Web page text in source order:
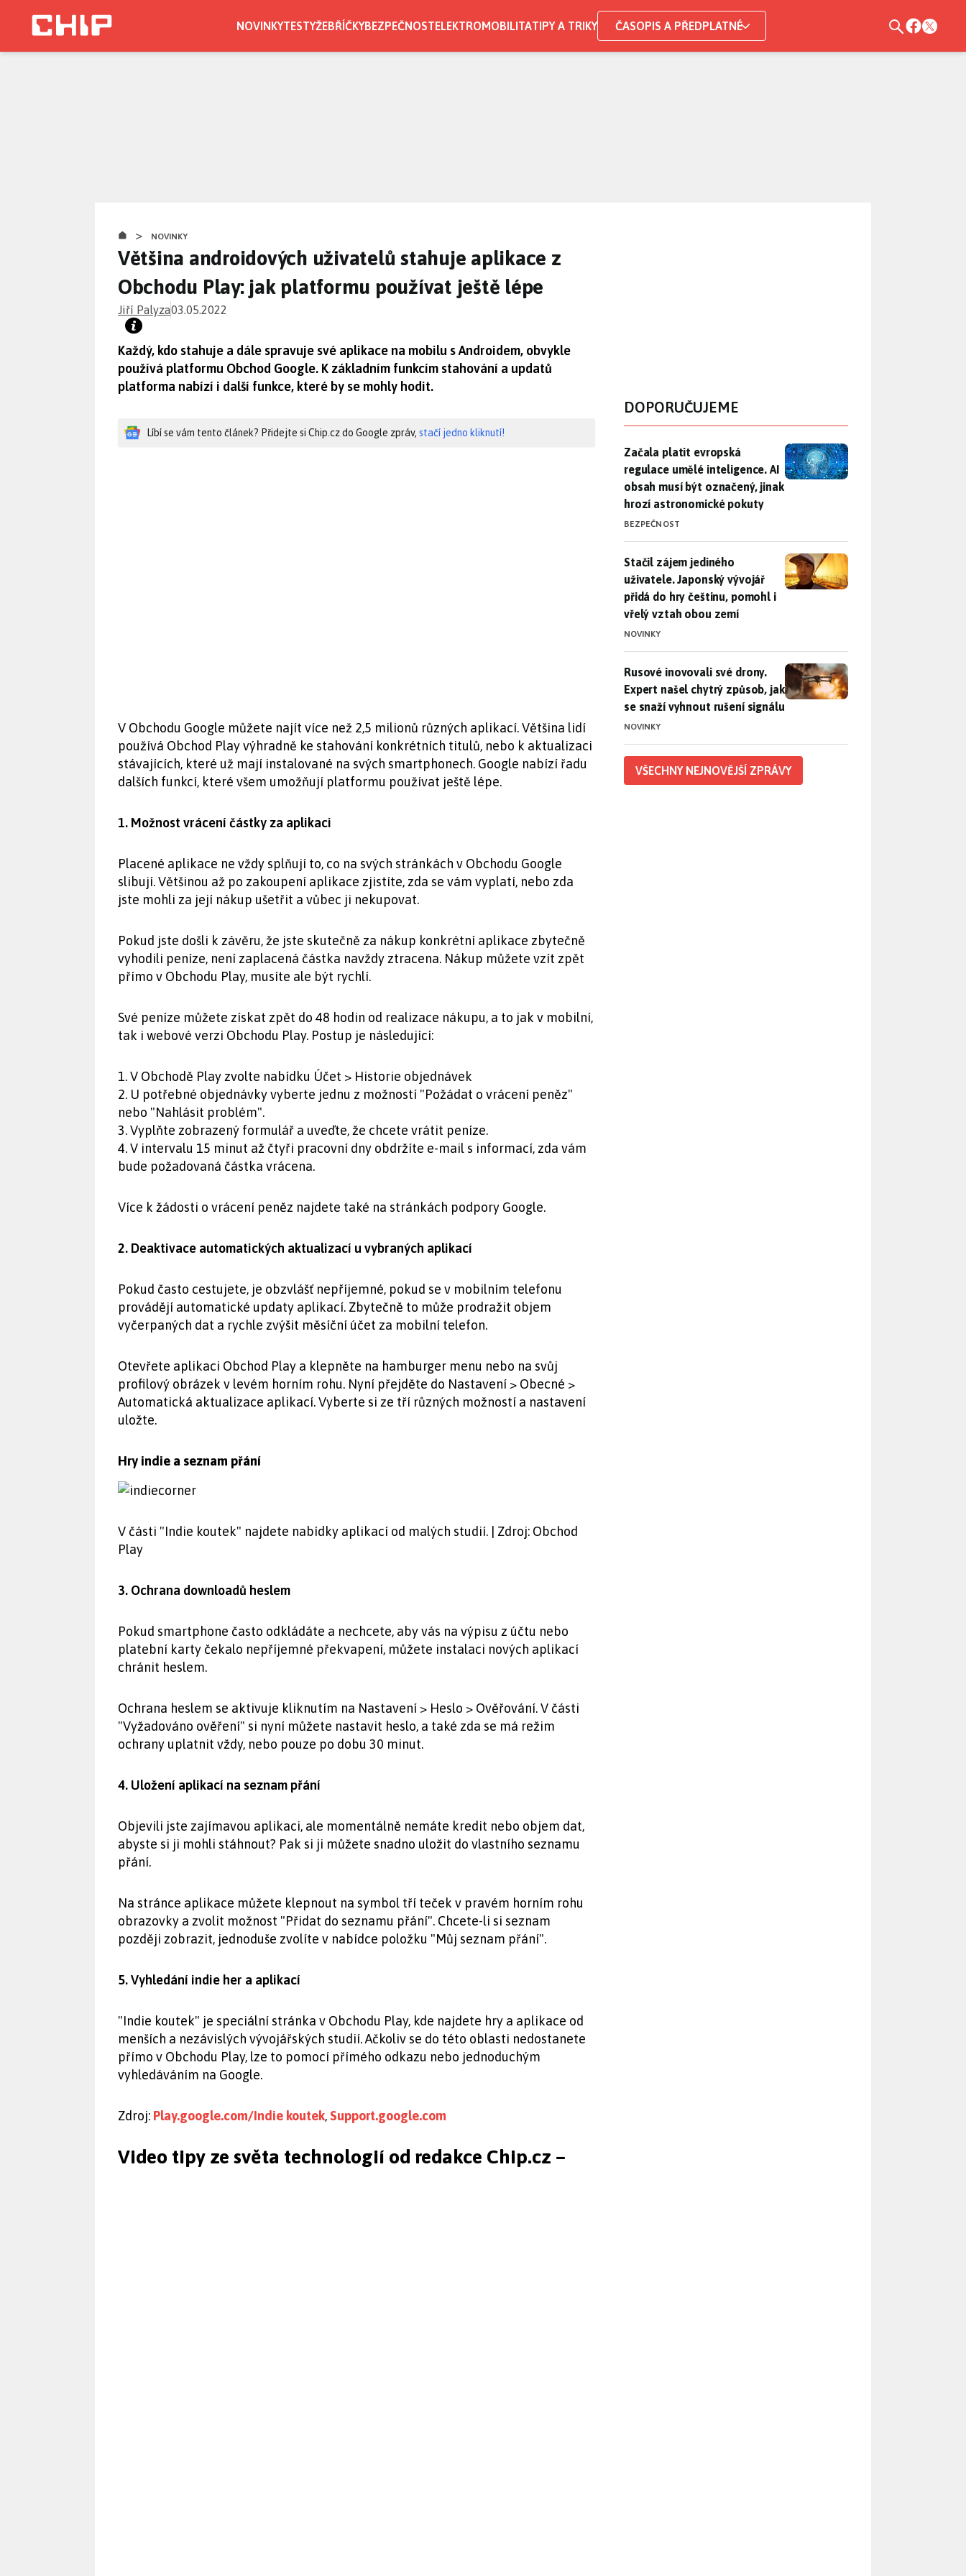
NOVINKYTESTYŽEBŘÍČKYBEZPEČNOSTELEKTROMOBILITATIPY A TRIKY ČASOPIS A PŘEDPLATNÉ
> NOVINKY
Většina androidových uživatelů stahuje aplikace z
Obchodu Play: jak platformu používat ještě lépe
Jiří Palyza03.05.2022
Každý, kdo stahuje a dále spravuje své aplikace na mobilu s Androidem, obvykle
používá platformu Obchod Google. K základním funkcím stahování a updatů
platforma nabízí i další funkce, které by se mohly hodit.
Líbí se vám tento článek? Přidejte si Chip.cz do Google zpráv, stačí jedno kliknutí!
V Obchodu Google můžete najít více než 2,5 milionů různých aplikací. Většina lidí
používá Obchod Play výhradně ke stahování konkrétních titulů, nebo k aktualizaci
stávajících, které už mají instalované na svých smartphonech. Google nabízí řadu
dalších funkcí, které všem umožňují platformu používat ještě lépe.
1. Možnost vrácení částky za aplikaci
Placené aplikace ne vždy splňují to, co na svých stránkách v Obchodu Google
slibují. Většinou až po zakoupení aplikace zjistíte, zda se vám vyplatí, nebo zda
jste mohli za její nákup ušetřit a vůbec ji nekupovat.
Pokud jste došli k závěru, že jste skutečně za nákup konkrétní aplikace zbytečně
vyhodili peníze, není zaplacená částka navždy ztracena. Nákup můžete vzít zpět
přímo v Obchodu Play, musíte ale být rychlí.
Své peníze můžete získat zpět do 48 hodin od realizace nákupu, a to jak v mobilní,
tak i webové verzi Obchodu Play. Postup je následující:
1. V Obchodě Play zvolte nabídku Účet > Historie objednávek
2. U potřebné objednávky vyberte jednu z možností "Požádat o vrácení peněz"
nebo "Nahlásit problém".
3. Vyplňte zobrazený formulář a uveďte, že chcete vrátit peníze.
4. V intervalu 15 minut až čtyři pracovní dny obdržíte e-mail s informací, zda vám
bude požadovaná částka vrácena.
Více k žádosti o vrácení peněz najdete také na stránkách podpory Google.
2. Deaktivace automatických aktualizací u vybraných aplikací
Pokud často cestujete, je obzvlášť nepříjemné, pokud se v mobilním telefonu
provádějí automatické updaty aplikací. Zbytečně to může prodražit objem
vyčerpaných dat a rychle zvýšit měsíční účet za mobilní telefon.
Otevřete aplikaci Obchod Play a klepněte na hamburger menu nebo na svůj
profilový obrázek v levém horním rohu. Nyní přejděte do Nastavení > Obecné >
Automatická aktualizace aplikací. Vyberte si ze tří různých možností a nastavení
uložte.
Hry indie a seznam přání
V části "Indie koutek" najdete nabídky aplikací od malých studií. | Zdroj: Obchod
Play
3. Ochrana downloadů heslem
Pokud smartphone často odkládáte a nechcete, aby vás na výpisu z účtu nebo
platební karty čekalo nepříjemné překvapení, můžete instalaci nových aplikací
chránit heslem.
Ochrana heslem se aktivuje kliknutím na Nastavení > Heslo > Ověřování. V části
"Vyžadováno ověření" si nyní můžete nastavit heslo, a také zda se má režim
ochrany uplatnit vždy, nebo pouze po dobu 30 minut.
4. Uložení aplikací na seznam přání
Objevili jste zajímavou aplikaci, ale momentálně nemáte kredit nebo objem dat,
abyste si ji mohli stáhnout? Pak si ji můžete snadno uložit do vlastního seznamu
přání.
Na stránce aplikace můžete klepnout na symbol tří teček v pravém horním rohu
obrazovky a zvolit možnost "Přidat do seznamu přání". Chcete-li si seznam
později zobrazit, jednoduše zvolíte v nabídce položku "Můj seznam přání".
5. Vyhledání indie her a aplikací
"Indie koutek" je speciální stránka v Obchodu Play, kde najdete hry a aplikace od
menších a nezávislých vývojářských studií. Ačkoliv se do této oblasti nedostanete
přímo v Obchodu Play, lze to pomocí přímého odkazu nebo jednoduchým
vyhledáváním na Google.
Zdroj: Play.google.com/Indie koutek, Support.google.com
Video tipy ze světa technologií od redakce Chip.cz –
DOPORUČUJEME
Začala platit evropská regulace umělé inteligence. AI obsah
Začala platit evropská
regulace umělé inteligence. AI
obsah musí být označený, jinak
hrozí astronomické pokuty
BEZPEČNOST
Stačil zájem jediného uživatele. Japonský vývojář přidá do hry
Stačil zájem jediného
uživatele. Japonský vývojář
přidá do hry češtinu, pomohl i
vřelý vztah obou zemí
NOVINKY
Rusové inovovali své drony. Expert našel chytrý způsob, jak se
Rusové inovovali své drony.
Expert našel chytrý způsob, jak
se snaží vyhnout rušení signálu
NOVINKY
VŠECHNY NEJNOVĚJŠÍ ZPRÁVY